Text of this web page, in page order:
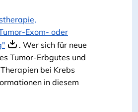
Exom- oder
. Wer sich für neue
Tumor-Erbgutes und
bei Krebs
in diesem